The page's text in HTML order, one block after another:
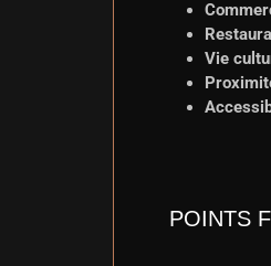
Vie
POINTS